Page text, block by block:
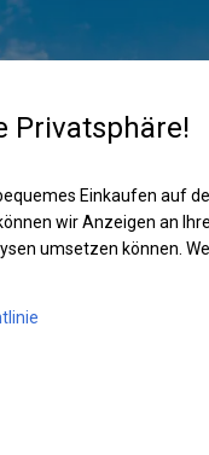
Privatsphäre!
Einkaufen auf
wir Anzeigen an
umsetzen können.